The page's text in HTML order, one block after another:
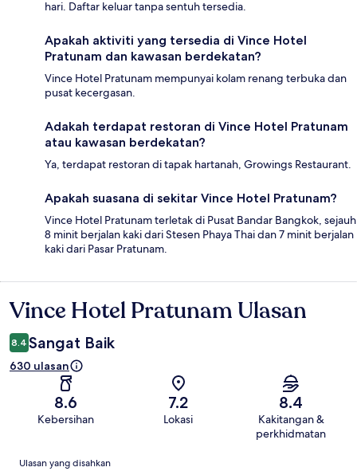
hari. Daftar keluar tanpa sentuh tersedia.
Apakah aktiviti yang tersedia di Vince Hotel
Pratunam dan kawasan berdekatan?
Vince Hotel Pratunam mempunyai kolam renang terbuka dan
pusat kecergasan.
Adakah terdapat restoran di Vince Hotel Pratunam
atau kawasan berdekatan?
Ya, terdapat restoran di tapak hartanah, Growings Restaurant.
Apakah suasana di sekitar Vince Hotel Pratunam?
Vince Hotel Pratunam terletak di Pusat Bandar Bangkok, sejauh
8 minit berjalan kaki dari Stesen Phaya Thai dan 7 minit berjalan
kaki dari Pasar Pratunam.
Ulasan
Vince Hotel Pratunam Ulasan
8.4 Sangat Baik
630 ulasan
8.6
Kebersihan
7.2
Lokasi
8.4
Kakitangan &
perkhidmatan
Ulasan
Ulasan yang disahkan